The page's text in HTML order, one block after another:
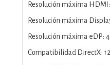
Resolución máxima
Resolución máxima
Resolución máxima eDP:
Compatibilidad DirectX: 12